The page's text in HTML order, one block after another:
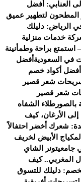
العنابي: أفضل
المطحون لتطهير عميق
الرياض: دليلك
خدمات منزلية
استمتع براحة وطمأنينة
في السعودية أفضل
أفضل أكواد خصم
شعر قصير
شعر قصير
طلاء الشفاه
الأرغان، كيف
شعرك أخضر احتفالاً
الأبيض لخريف
جامعيتونر الشاي
المغربي.. كيف
دليلك للتسوق